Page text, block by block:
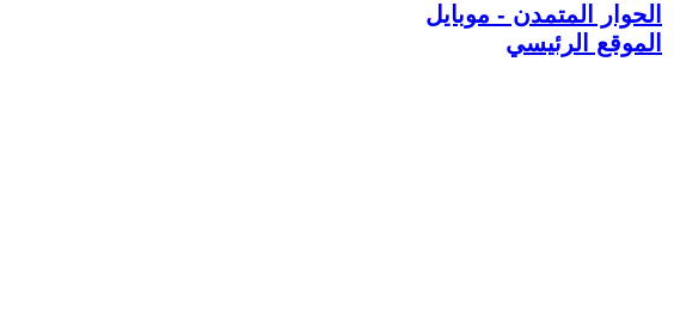
الحوار المتمدن - موبايل
الموقع الرئيسي